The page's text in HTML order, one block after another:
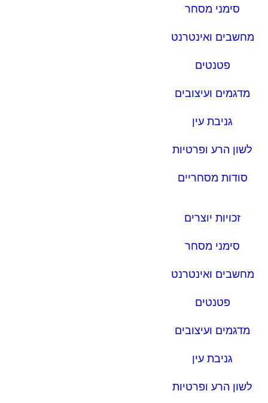
סימני מסחר
מחשבים ואינטרנט
פטנטים
מדגמים ועיצובים
גניבת עין
לשון הרע ופרטיות
סודות מסחריים
זכויות יוצרים
סימני מסחר
מחשבים ואינטרנט
פטנטים
מדגמים ועיצובים
גניבת עין
לשון הרע ופרטיות